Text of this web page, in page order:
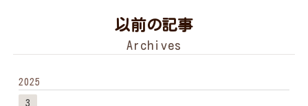
以前の記事
Archives
2025
3